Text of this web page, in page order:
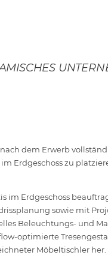
dem Erwerb
Erdgeschoss zu
im Erdgeschoss
sowie mit
Beleuchtungs- und
optimierte
Möbeltischler